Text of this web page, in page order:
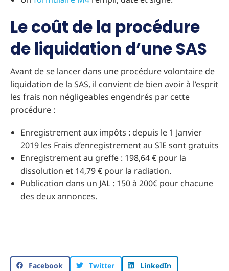
Le coût de la procédure
de liquidation d’une SAS
Avant de se lancer dans une procédure volontaire de
liquidation de la SAS, il convient de bien avoir à l’esprit
les frais non négligeables engendrés par cette
procédure :
Enregistrement aux impôts : depuis le 1 Janvier
2019 les Frais d’enregistrement au SIE sont gratuits
Enregistrement au greffe : 198,64 € pour la
dissolution et 14,79 € pour la radiation.
Publication dans un JAL : 150 à 200€ pour chacune
des deux annonces.
Facebook Twitter LinkedIn